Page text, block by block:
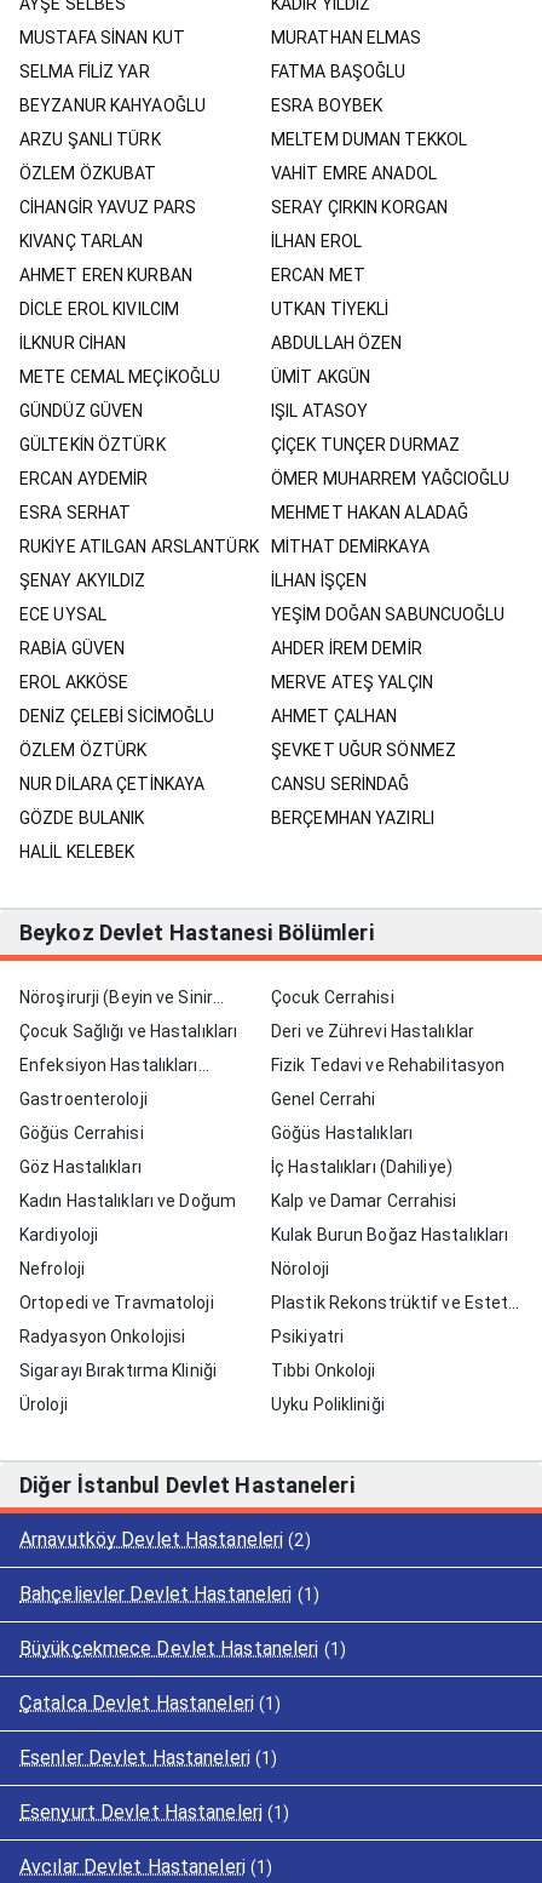
MUSTAFA SİNAN KUT
MURATHAN ELMAS
SELMA FİLİZ YAR
FATMA BAŞOĞLU
BEYZANUR KAHYAOĞLU
ESRA BOYBEK
ARZU ŞANLI TÜRK
MELTEM DUMAN TEKKOL
ÖZLEM ÖZKUBAT
VAHİT EMRE ANADOL
CİHANGİR YAVUZ PARS
SERAY ÇIRKIN KORGAN
KIVANÇ TARLAN
İLHAN EROL
AHMET EREN KURBAN
ERCAN MET
DİCLE EROL KIVILCIM
UTKAN TİYEKLİ
İLKNUR CİHAN
ABDULLAH ÖZEN
METE CEMAL MEÇİKOĞLU
ÜMİT AKGÜN
GÜNDÜZ GÜVEN
IŞIL ATASOY
GÜLTEKİN ÖZTÜRK
ÇİÇEK TUNÇER DURMAZ
ERCAN AYDEMİR
ÖMER MUHARREM YAĞCIOĞLU
ESRA SERHAT
MEHMET HAKAN ALADAĞ
RUKİYE ATILGAN ARSLANTÜRK
MİTHAT DEMİRKAYA
ŞENAY AKYILDIZ
İLHAN İŞÇEN
ECE UYSAL
YEŞİM DOĞAN SABUNCUOĞLU
RABİA GÜVEN
AHDER İREM DEMİR
EROL AKKÖSE
MERVE ATEŞ YALÇIN
DENİZ ÇELEBİ SİCİMOĞLU
AHMET ÇALHAN
ÖZLEM ÖZTÜRK
ŞEVKET UĞUR SÖNMEZ
NUR DİLARA ÇETİNKAYA
CANSU SERİNDAĞ
GÖZDE BULANIK
BERÇEMHAN YAZIRLI
HALİL KELEBEK
Beykoz Devlet Hastanesi Bölümleri
Nöroşirurji (Beyin ve Sinir
Cerrahisi)
Çocuk Cerrahisi
Çocuk Sağlığı ve Hastalıkları
Deri ve Zührevi Hastalıklar
Enfeksiyon Hastalıkları
(İntaniye)
Fizik Tedavi ve Rehabilitasyon
Gastroenteroloji
Genel Cerrahi
Göğüs Cerrahisi
Göğüs Hastalıkları
Göz Hastalıkları
İç Hastalıkları (Dahiliye)
Kadın Hastalıkları ve Doğum
Kalp ve Damar Cerrahisi
Kardiyoloji
Kulak Burun Boğaz Hastalıkları
Nefroloji
Nöroloji
Ortopedi ve Travmatoloji
Plastik Rekonstrüktif ve Estetik
Cerrahi
Radyasyon Onkolojisi
Psikiyatri
Sigarayı Bıraktırma Kliniği
Tıbbi Onkoloji
Üroloji
Uyku Polikliniği
Diğer İstanbul Devlet Hastaneleri
Arnavutköy Devlet Hastaneleri (2)
Bahçelievler Devlet Hastaneleri (1)
Büyükçekmece Devlet Hastaneleri (1)
Çatalca Devlet Hastaneleri (1)
Esenler Devlet Hastaneleri (1)
Esenyurt Devlet Hastaneleri (1)
Avcılar Devlet Hastaneleri (1)